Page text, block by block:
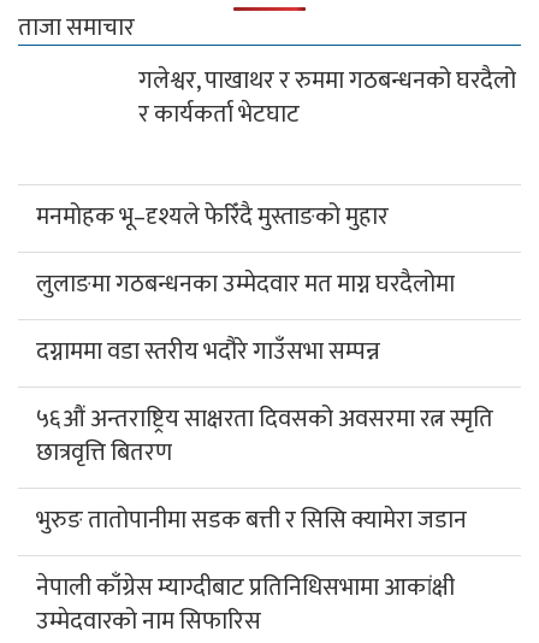
ताजा समाचार
गलेश्वर, पाखाथर र रुममा गठबन्धनको घरदैलो
र कार्यकर्ता भेटघाट
मनमोहक भू–दृश्यले फेरिँदै मुस्ताङको मुहार
लुलाङमा गठबन्धनका उम्मेदवार मत माग्न घरदैलोमा
दग्नाममा वडा स्तरीय भदौरे गाउँसभा सम्पन्न
५६औं अन्तराष्ट्रिय साक्षरता दिवसको अवसरमा रत्न स्मृति
छात्रवृत्ति बितरण
भुरुङ तातोपानीमा सडक बत्ती र सिसि क्यामेरा जडान
नेपाली काँग्रेस म्याग्दीबाट प्रतिनिधिसभामा आकांक्षी
उम्मेदवारको नाम सिफारिस